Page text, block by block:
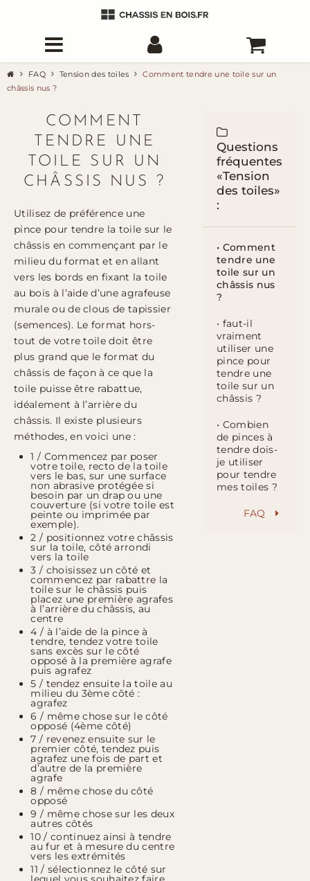
FAQ Tension des toiles
Comment tendre une toile sur un
châssis nus ?
COMMENT
TENDRE UNE
TOILE SUR UN
CHÂSSIS NUS ?
Utilisez de préférence une
pince pour tendre la toile sur le
châssis en commençant par le
milieu du format et en allant
vers les bords en fixant la toile
au bois à l’aide d’une agrafeuse
murale ou de clous de tapissier
(semences). Le format hors-
tout de votre toile doit être
plus grand que le format du
châssis de façon à ce que la
toile puisse être rabattue,
idéalement à l’arrière du
châssis. Il existe plusieurs
méthodes, en voici une :
1 / Commencez par poser
votre toile, recto de la toile
vers le bas, sur une surface
non abrasive protégée si
besoin par un drap ou une
couverture (si votre toile est
peinte ou imprimée par
exemple).
2 / positionnez votre châssis
sur la toile, côté arrondi
vers la toile
3 / choisissez un côté et
commencez par rabattre la
toile sur le châssis puis
placez une première agrafes
à l’arrière du châssis, au
centre
4 / à l’aide de la pince à
tendre, tendez votre toile
sans excès sur le côté
opposé à la première agrafe
puis agrafez
5 / tendez ensuite la toile au
milieu du 3ème côté :
agrafez
6 / même chose sur le côté
opposé (4ème côté)
7 / revenez ensuite sur le
premier côté, tendez puis
agrafez une fois de part et
d’autre de la première
agrafe
8 / même chose du côté
opposé
9 / même chose sur les deux
autres côtés
10 / continuez ainsi à tendre
au fur et à mesure du centre
vers les extrémités
11 / sélectionnez le côté sur
Questions
fréquentes
«Tension
des toiles»
:
• Comment
tendre une
toile sur un
châssis nus
?
• faut-il
vraiment
utiliser une
pince pour
tendre une
toile sur un
châssis ?
• Combien
de pinces à
tendre dois-
je utiliser
pour tendre
mes toiles ?
FAQ